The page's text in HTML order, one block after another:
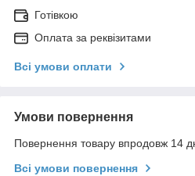
Готівкою
Оплата за реквізитами
Всі умови оплати
Умови повернення
Повернення товару впродовж 14
Всі умови повернення